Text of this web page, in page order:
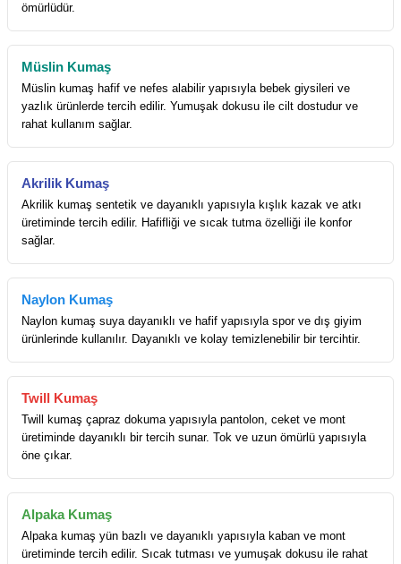
ömürlüdür.
Müslin Kumaş
Müslin kumaş hafif ve nefes alabilir yapısıyla bebek giysileri ve
yazlık ürünlerde tercih edilir. Yumuşak dokusu ile cilt dostudur ve
rahat kullanım sağlar.
Akrilik Kumaş
Akrilik kumaş sentetik ve dayanıklı yapısıyla kışlık kazak ve atkı
üretiminde tercih edilir. Hafifliği ve sıcak tutma özelliği ile konfor
sağlar.
Naylon Kumaş
Naylon kumaş suya dayanıklı ve hafif yapısıyla spor ve dış giyim
ürünlerinde kullanılır. Dayanıklı ve kolay temizlenebilir bir tercihtir.
Twill Kumaş
Twill kumaş çapraz dokuma yapısıyla pantolon, ceket ve mont
üretiminde dayanıklı bir tercih sunar. Tok ve uzun ömürlü yapısıyla
öne çıkar.
Alpaka Kumaş
Alpaka kumaş yün bazlı ve dayanıklı yapısıyla kaban ve mont
üretiminde tercih edilir. Sıcak tutması ve yumuşak dokusu ile rahat